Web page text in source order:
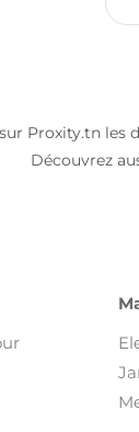
Proxity.tn les
Découvrez